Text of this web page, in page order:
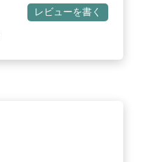
レビューを書く